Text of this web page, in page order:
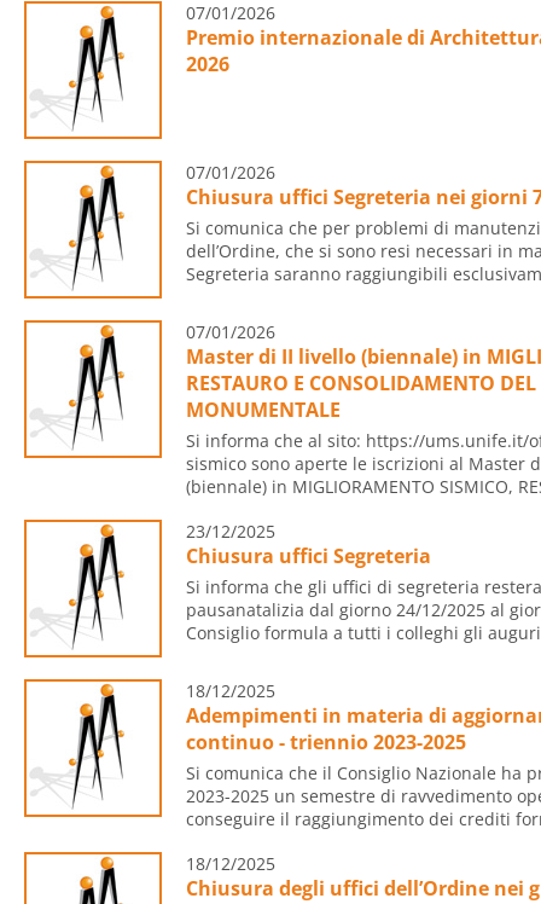
07/01/2026
Premio internazionale di
2026
07/01/2026
Chiusura uffici Segreteria nei giorni
Si comunica che per problemi di
dell’Ordine, che si sono resi necessari in
Segreteria saranno raggiungibili
07/01/2026
Master di II livello (biennale) in
RESTAURO E CONSOLIDAMENTO
MONUMENTALE
Si informa che al sito: https://ums.unife.it/
sismico sono aperte le iscrizioni al Master
(biennale) in MIGLIORAMENTO SISMICO,
23/12/2025
Chiusura uffici Segreteria
Si informa che gli uffici di segreteria
pausanatalizia dal giorno 24/12/2025 al
Consiglio formula a tutti i colleghi gli
18/12/2025
Adempimenti in materia di
continuo - triennio 2023-2025
Si comunica che il Consiglio Nazionale ha
2023-2025 un semestre di ravvedimento
conseguire il raggiungimento dei crediti
18/12/2025
Chiusura degli uffici dell’Ordine nei